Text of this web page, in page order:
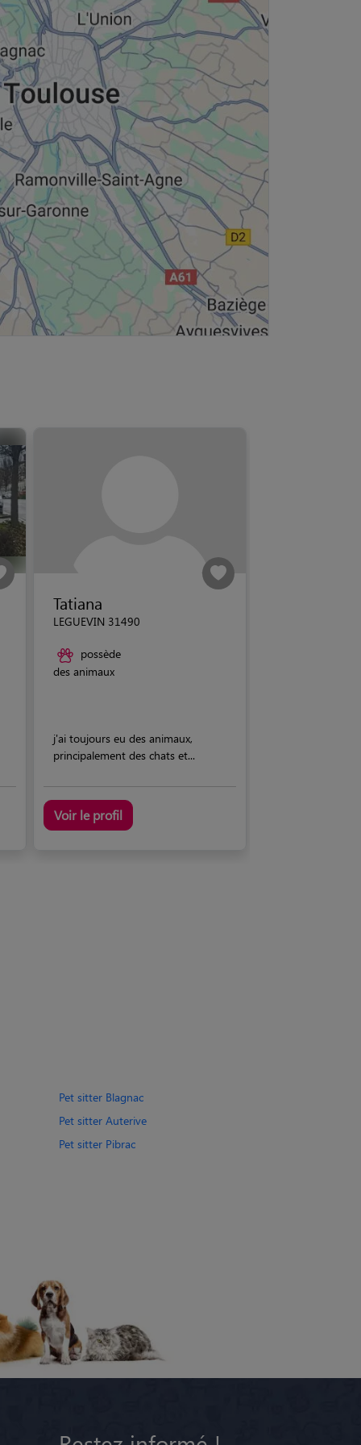
Tatiana
LEGUEVIN 31490
possède
des animaux
j'ai toujours eu des animaux,
principalement des chats et...
Voir le profil
Pet sitter Blagnac
Pet sitter Auterive
Pet sitter Pibrac